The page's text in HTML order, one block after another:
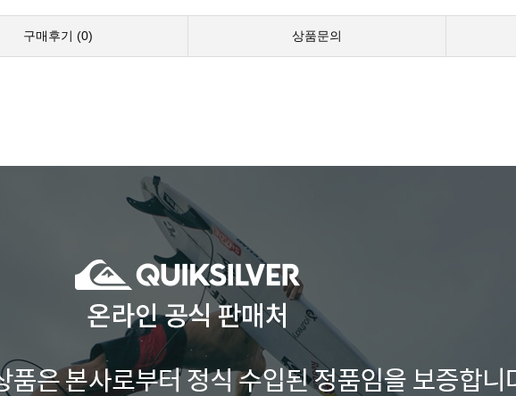
구매후기 (0) 상품문의